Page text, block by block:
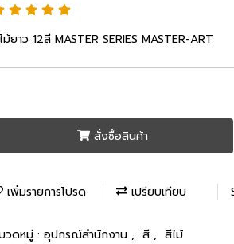
ม้ยาว 12สี MASTER SERIES MASTER-ART
สั่งซื้อสินค้า
เพิ่มรายการโปรด เปรียบเทียบ
วดหมู่ : อุปกรณ์สำนักงาน , สี , สีไม้